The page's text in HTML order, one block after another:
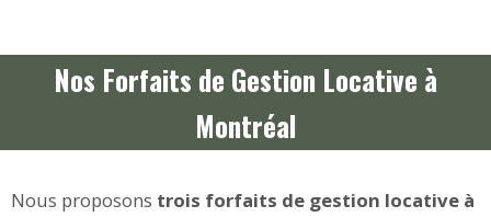
Nos Forfaits de Gestion Locative à
Montréal
Nous proposons trois forfaits de gestion locative à